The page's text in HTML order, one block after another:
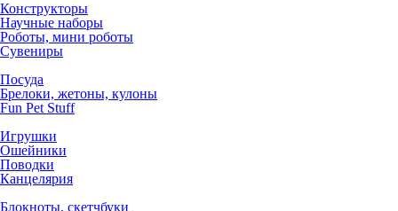
Конструкторы
Научные наборы
Роботы, мини роботы
Сувениры
Посуда
Брелоки, жетоны, кулоны
Fun Pet Stuff
Игрушки
Ошейники
Поводки
Канцелярия
Блокноты, скетчбуки